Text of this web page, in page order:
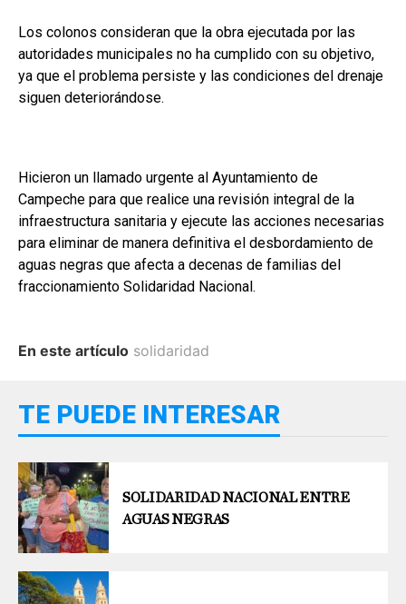
Los colonos consideran que la obra ejecutada por las
autoridades municipales no ha cumplido con su objetivo,
ya que el problema persiste y las condiciones del drenaje
siguen deteriorándose.
Hicieron un llamado urgente al Ayuntamiento de
Campeche para que realice una revisión integral de la
infraestructura sanitaria y ejecute las acciones necesarias
para eliminar de manera definitiva el desbordamiento de
aguas negras que afecta a decenas de familias del
fraccionamiento Solidaridad Nacional.
En este artículo solidaridad
TE PUEDE INTERESAR
SOLIDARIDAD NACIONAL ENTRE
AGUAS NEGRAS